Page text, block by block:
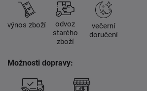
výnos zboží
odvoz
starého
zboží
večerní
doručení
Možnosti dopravy: